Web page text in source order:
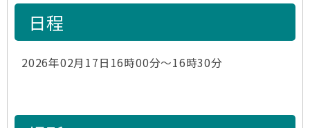
日程
2026年02月17日16時00分～16時30分